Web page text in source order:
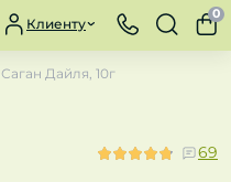
Клиенту
0
Саган Дайля, 10г
69